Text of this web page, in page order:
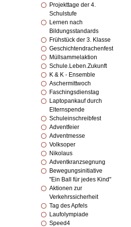
Projekttage der 4.
Schulstufe
Lernen nach
Bildungsstandards
Frühstück der 3. Klasse
Geschichtendrachenfest
Müllsammelaktion
Schule.Leben.Zukunft
K & K - Ensemble
Aschermittwoch
Faschingsdienstag
Laptopankauf durch
Elternspende
Schuleinschreibfest
Adventfeier
Adventmesse
Volksoper
Nikolaus
Adventkranzsegnung
Bewegungsinitiative
"Ein Ball für jedes Kind"
Aktionen zur
Verkehrssicherheit
Tag des Apfels
Laufolympiade
Speed4